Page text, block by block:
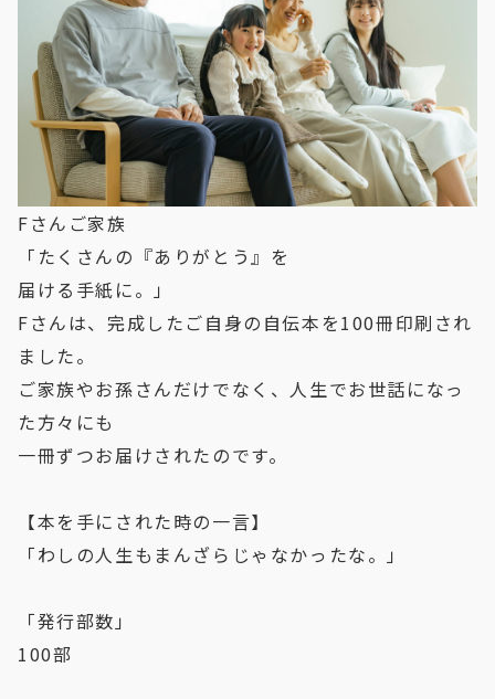
Fさんご家族
「たくさんの『ありがとう』を
届ける手紙に。」
Fさんは、完成したご自身の自伝本を100冊印刷され
ました。
ご家族やお孫さんだけでなく、人生でお世話になっ
た方々にも
一冊ずつお届けされたのです。
【本を手にされた時の一言】
「わしの人生もまんざらじゃなかったな。」
「発行部数」
100部